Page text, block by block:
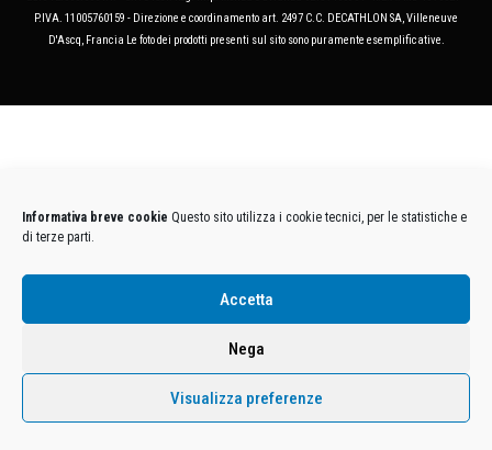
Informativa breve cookie Questo sito utilizza i cookie tecnici, per le statistiche e
di terze parti.
Accetta
Nega
Visualizza preferenze
P.IVA. 11005760159 - Direzione e coordinamento art. 2497 C.C. DECATHLON SA, Villeneuve
D'Ascq, Francia Le foto dei prodotti presenti sul sito sono puramente esemplificative.